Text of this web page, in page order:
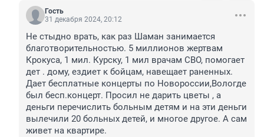
Гость
31 декабря 2024, 20:12
Не стыдно врать, как раз Шаман занимается
благотворительностью. 5 миллионов жертвам
Крокуса, 1 мил. Курску, 1 мил врачам СВО, помогает
дет . дому, ездиет к бойцам, навещает раненных.
Дает бесплатные концерты по Новороссии,Вологде
был бесп.концерт. Просил не дарить цветы , а
деньги перечислить больным детям и на эти деньги
вылечили 20 больных детей, и многое другое. А сам
живет на квартире.